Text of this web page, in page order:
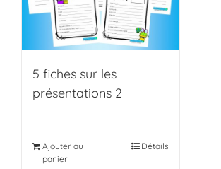
5 fiches sur les
présentations 2
Ajouter au
panier
Détails